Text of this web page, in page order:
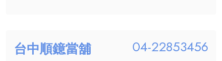
台中順鐿當舖 04-22853456